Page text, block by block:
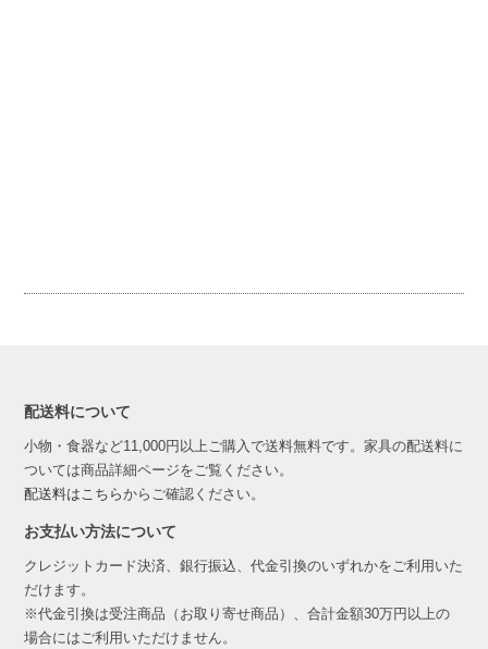
配送料について
小物・食器など11,000円以上ご購入で送料無料です。家具の配送料に
ついては商品詳細ページをご覧ください。
配送料はこちらからご確認ください。
お支払い方法について
クレジットカード決済、銀行振込、代金引換のいずれかをご利用いた
だけます。
※代金引換は受注商品（お取り寄せ商品）、合計金額30万円以上の
場合にはご利用いただけません。